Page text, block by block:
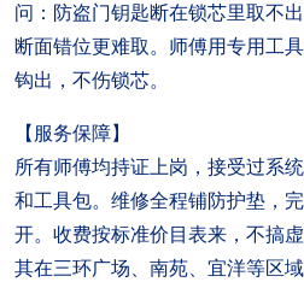
问：防盗门钥匙断在锁芯里取不
断面错位更难取。师傅用专用工
钩出，不伤锁芯。
【服务保障】
所有师傅均持证上岗，接受过系
和工具包。维修全程铺防护垫，
开。收费按标准价目表来，不搞
其在三环广场、南苑、宜洋等区